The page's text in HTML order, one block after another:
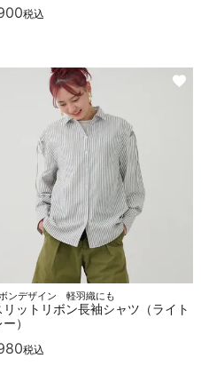
税込
ンデザイン 軽羽織にも
リットリボン長袖シャツ（ライト
）
税込